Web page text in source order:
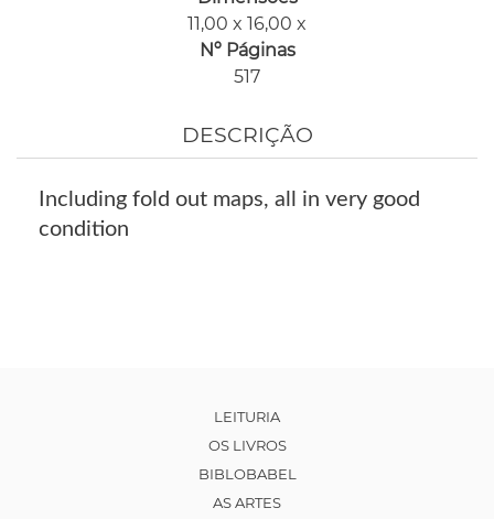
11,00 x 16,00 x
Nº Páginas
517
DESCRIÇÃO
Including fold out maps, all in very good
condition
LEITURIA
OS LIVROS
BIBLOBABEL
AS ARTES